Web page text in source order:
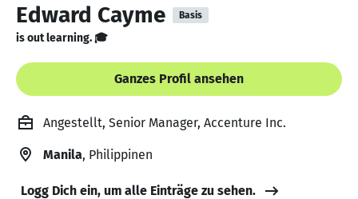
Edward Cayme Basis
is out learning. 🎓
Ganzes Profil ansehen
Angestellt, Senior Manager, Accenture Inc.
Manila, Philippinen
Logg Dich ein, um alle Einträge zu sehen.